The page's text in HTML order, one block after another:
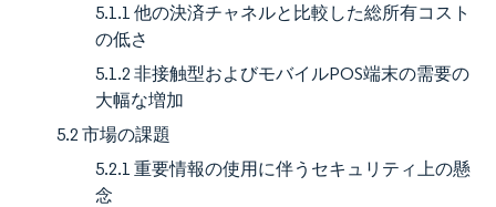
5.1.1 他の決済チャネルと比較した総所有コスト
の低さ
5.1.2 非接触型およびモバイルPOS端末の需要の
大幅な増加
5.2 市場の課題
5.2.1 重要情報の使用に伴うセキュリティ上の懸
念